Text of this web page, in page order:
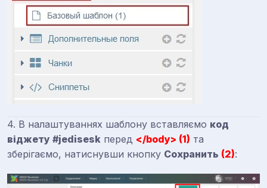
4. В налаштуваннях шаблону вставляємо код
віджету #jedisesk перед </body> (1) та
зберігаємо, натиснувши кнопку Сохранить (2):